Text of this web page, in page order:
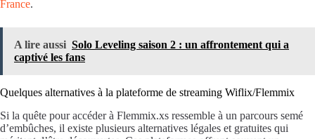
France.
A lire aussi Solo Leveling saison 2 : un affrontement qui a
captivé les fans
Quelques alternatives à la plateforme de streaming Wiflix/Flemmix
Si la quête pour accéder à Flemmix.xs ressemble à un parcours semé
d’embûches, il existe plusieurs alternatives légales et gratuites qui